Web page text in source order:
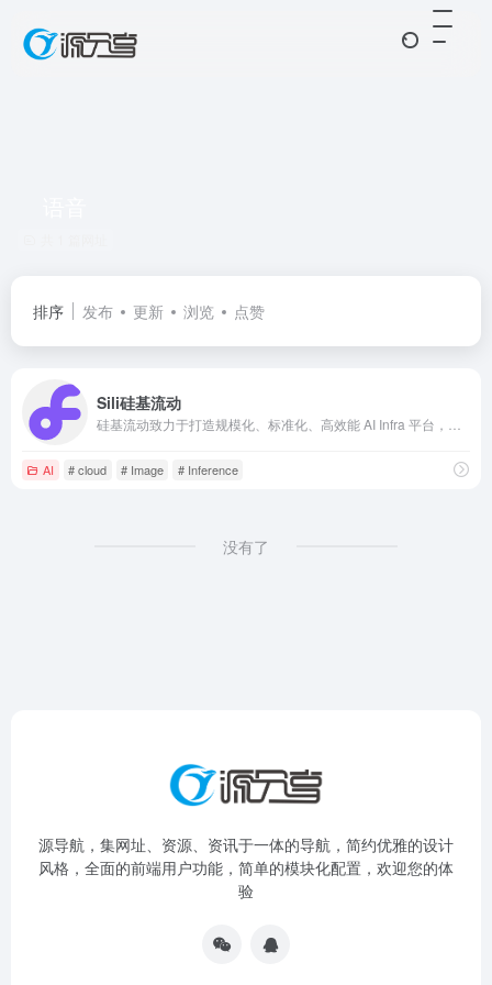
排序 发布 更新 浏览 点赞
Sili硅基流动
AI # cloud # Image # Inference
没有了
源导航，集网址、资源、资讯于一体的导航，简约优雅的设计
风格，全面的前端用户功能，简单的模块化配置，欢迎您的体
验